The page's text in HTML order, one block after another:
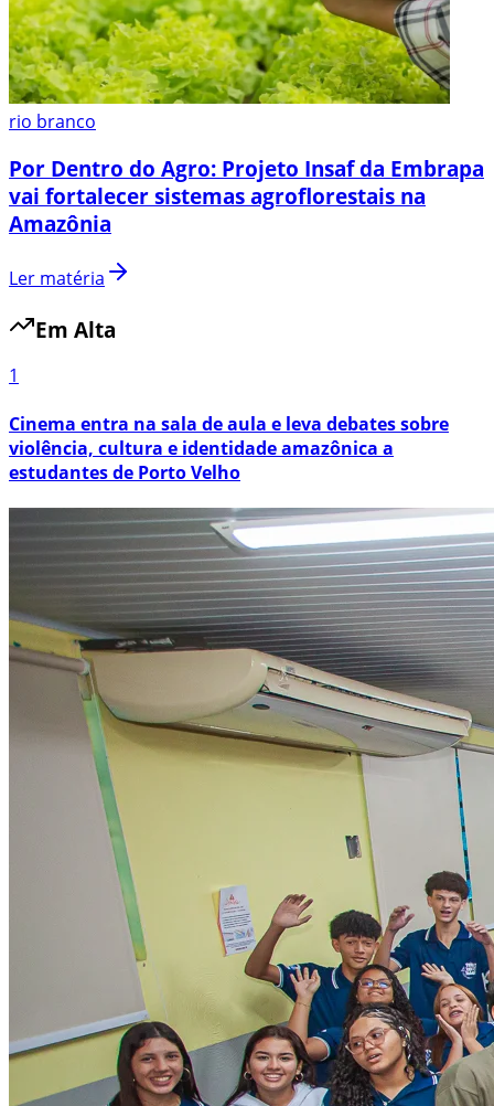
rio branco
Por Dentro do Agro: Projeto Insaf da Embrapa
vai fortalecer sistemas agroflorestais na
Amazônia
Ler matéria
Em Alta
1
Cinema entra na sala de aula e leva debates sobre
violência, cultura e identidade amazônica a
estudantes de Porto Velho